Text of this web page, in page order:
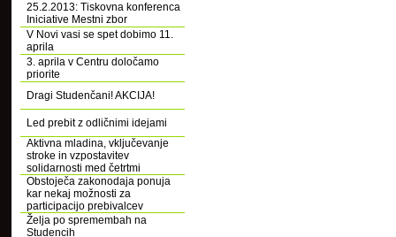
25.2.2013: Tiskovna konferenca
Iniciative Mestni zbor
V Novi vasi se spet dobimo 11.
aprila
3. aprila v Centru določamo
priorite
Dragi Studenčani! AKCIJA!
Led prebit z odličnimi idejami
Aktivna mladina, vključevanje
stroke in vzpostavitev
solidarnosti med četrtmi
Obstoječa zakonodaja ponuja
kar nekaj možnosti za
participacijo prebivalcev
Želja po spremembah na
Studencih